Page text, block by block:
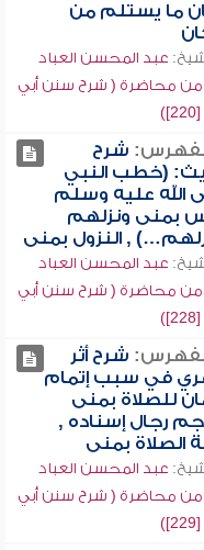
ما يستلم من
عبد المحسن العباد
من محاضرة ( شرح سنن أبي
شرح
(خطب النبي
الله عليه وسلم
بمنى ونزلهم
, النزول بمنى
عبد المحسن العباد
من محاضرة ( شرح سنن أبي
شرح أثر
في سبب إتمام
للصلاة بمنى
رجال إسناده ,
الصلاة بمنى
عبد المحسن العباد
من محاضرة ( شرح سنن أبي